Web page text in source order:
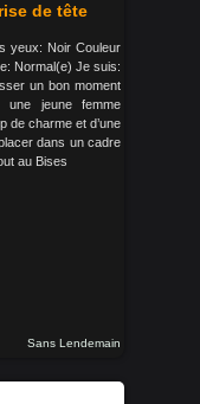
de tête
yeux: Noir Couleur
Normal(e) Je suis:
un bon moment
une jeune femme
de charme et d’une
dans un cadre
au Bises
Sans Lendemain